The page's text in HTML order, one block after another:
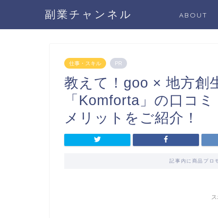
副業チャンネル ABOUT
仕事・スキル PR
教えて！goo × 地方創
「Komforta」の口コ
メリットをご紹介！
記事内に商品プロ